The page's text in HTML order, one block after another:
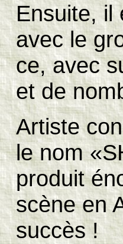
Ensuite, il
avec le
ce, avec
et de
Artiste
le nom
produit
scène en
succès !